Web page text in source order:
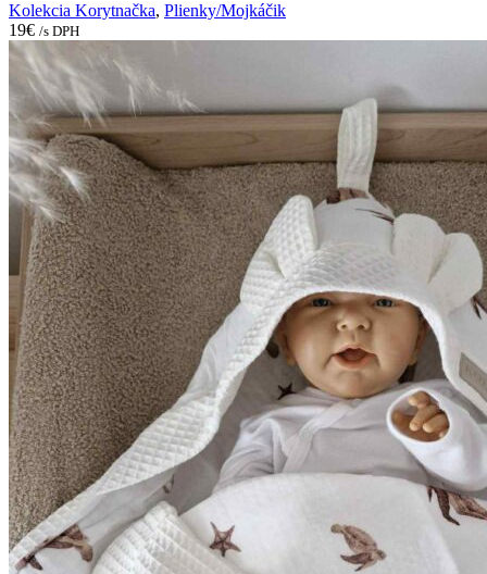
Kolekcia Korytnačka, Plienky/Mojkáčik
19€ /s DPH